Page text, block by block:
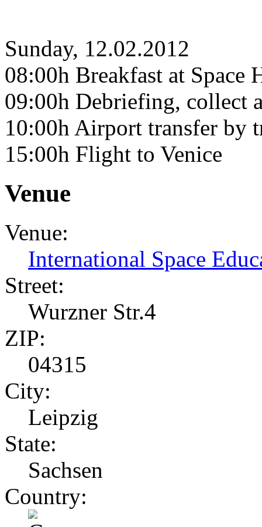
Sunday, 12.02.2012
08:00h Breakfast at Space
09:00h Debriefing, collect
10:00h Airport transfer by
15:00h Flight to Venice
Venue
Venue:
International Space
Street:
Wurzner Str.4
ZIP:
04315
City:
Leipzig
State:
Sachsen
Country: